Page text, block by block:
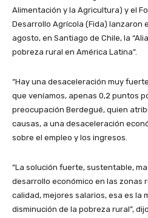
Alimentación y la Agricultura) y el
Desarrollo Agrícola (Fida) lanzaron
agosto, en Santiago de Chile, la
pobreza rural en América Latina”.
“Hay una desaceleración muy
que veníamos, apenas 0,2 puntos
preocupación Berdegué, quien
causas, a una desaceleración
sobre el empleo y los ingresos.
“La solución fuerte, sustentable,
desarrollo económico en las zonas
calidad, mejores salarios, esa es la
disminución de la pobreza rural”,